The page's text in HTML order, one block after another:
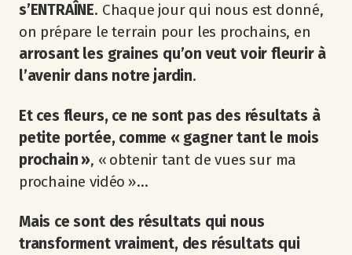
s’ENTRAÎNE. Chaque jour qui nous est donné,
on prépare le terrain pour les prochains, en
arrosant les graines qu’on veut voir fleurir à
l’avenir dans notre jardin.
Et ces fleurs, ce ne sont pas des résultats à
petite portée, comme « gagner tant le mois
prochain », « obtenir tant de vues sur ma
prochaine vidéo »…
Mais ce sont des résultats qui nous
transforment vraiment, des résultats qui